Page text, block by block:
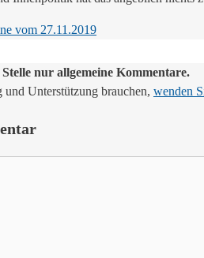
vom 27.11.2019
nur allgemeine Kommentare.
Unterstützung brauchen, wenden